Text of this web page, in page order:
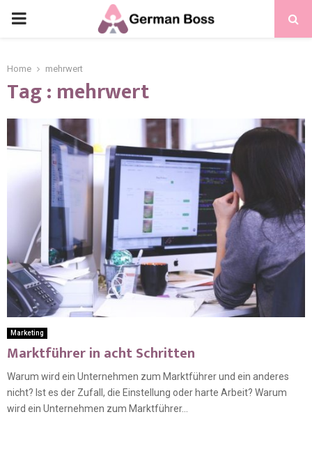
Home mehrwert
Tag : mehrwert
Marketing
Marktführer in acht Schritten
Warum wird ein Unternehmen zum Marktführer und ein anderes
nicht? Ist es der Zufall, die Einstellung oder harte Arbeit? Warum
wird ein Unternehmen zum Marktführer...